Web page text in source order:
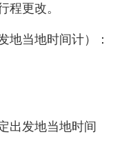
程更改。
地当地时间计）：
出发地当地时间